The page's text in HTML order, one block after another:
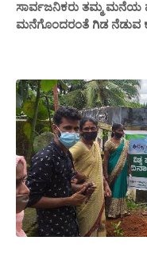
ಸಾರ್ವಜನಿಕರು ತಮ್ಮ ಮನೆಯ
ಮನೆಗೊಂದರಂತೆ ಗಿಡ ನೆಡುವ